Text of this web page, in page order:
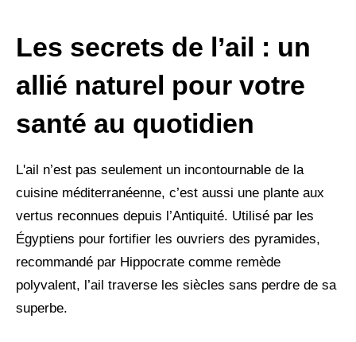
Les secrets de l’ail : un
allié naturel pour votre
santé au quotidien
L'ail n’est pas seulement un incontournable de la
cuisine méditerranéenne, c’est aussi une plante aux
vertus reconnues depuis l’Antiquité. Utilisé par les
Égyptiens pour fortifier les ouvriers des pyramides,
recommandé par Hippocrate comme remède
polyvalent, l’ail traverse les siècles sans perdre de sa
superbe.